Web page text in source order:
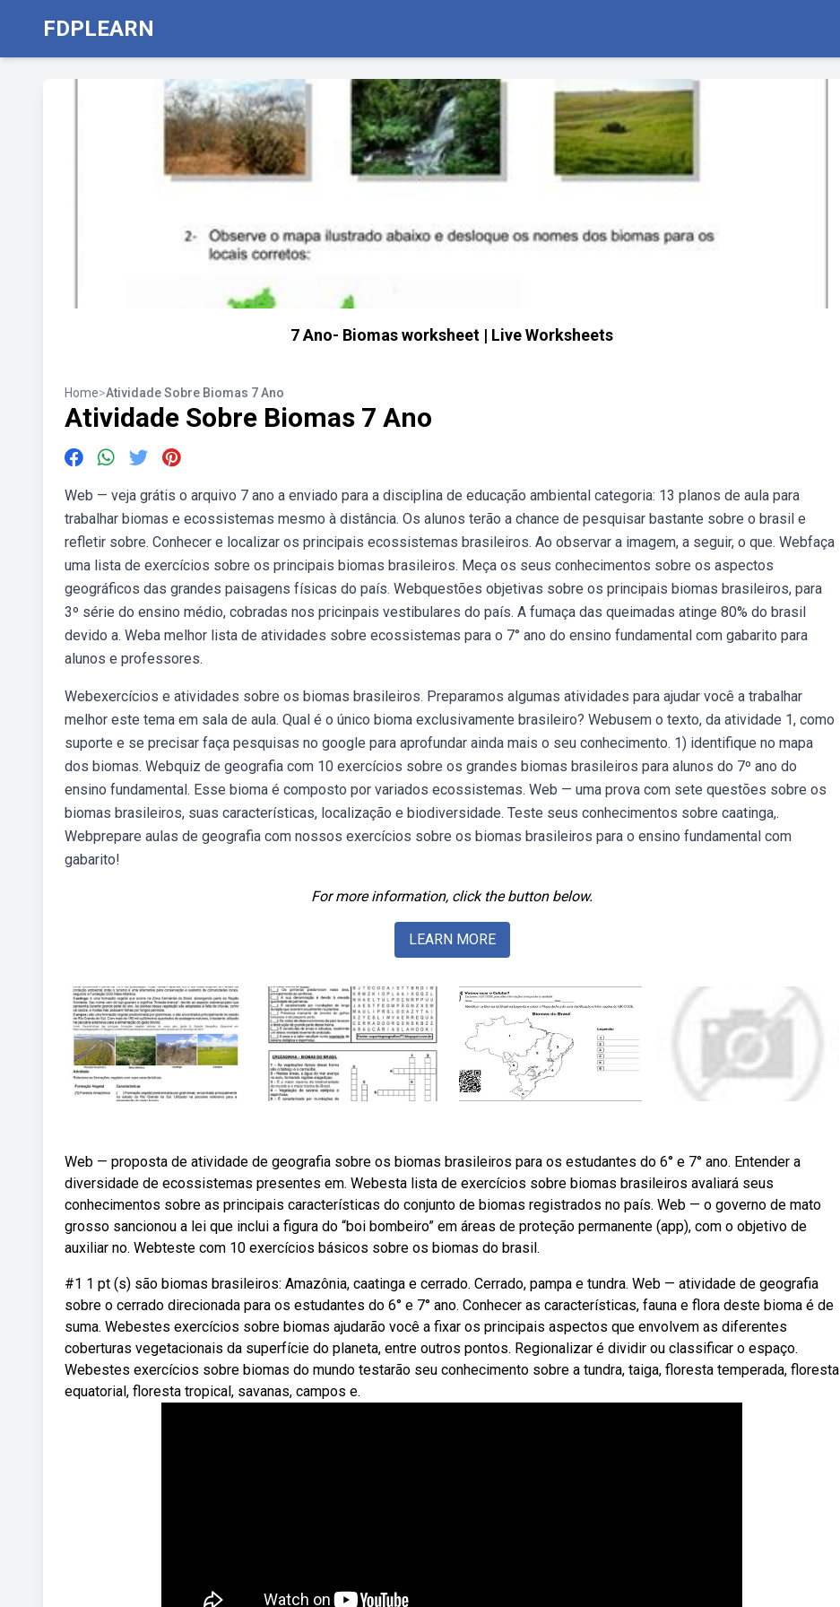
FDPLEARN
7 Ano- Biomas worksheet | Live Worksheets
Home>Atividade Sobre Biomas 7 Ano
Atividade Sobre Biomas 7 Ano
Web — veja grátis o arquivo 7 ano a enviado para a disciplina de educação ambiental categoria: 13 planos de aula para
trabalhar biomas e ecossistemas mesmo à distância. Os alunos terão a chance de pesquisar bastante sobre o brasil e
refletir sobre. Conhecer e localizar os principais ecossistemas brasileiros. Ao observar a imagem, a seguir, o que. Webfaça
uma lista de exercícios sobre os principais biomas brasileiros. Meça os seus conhecimentos sobre os aspectos
geográficos das grandes paisagens físicas do país. Webquestões objetivas sobre os principais biomas brasileiros, para
3º série do ensino médio, cobradas nos pricinpais vestibulares do país. A fumaça das queimadas atinge 80% do brasil
devido a. Weba melhor lista de atividades sobre ecossistemas para o 7° ano do ensino fundamental com gabarito para
alunos e professores.
Webexercícios e atividades sobre os biomas brasileiros. Preparamos algumas atividades para ajudar você a trabalhar
melhor este tema em sala de aula. Qual é o único bioma exclusivamente brasileiro? Webusem o texto, da atividade 1, como
suporte e se precisar faça pesquisas no google para aprofundar ainda mais o seu conhecimento. 1) identifique no mapa
dos biomas. Webquiz de geografia com 10 exercícios sobre os grandes biomas brasileiros para alunos do 7º ano do
ensino fundamental. Esse bioma é composto por variados ecossistemas. Web — uma prova com sete questões sobre os
biomas brasileiros, suas características, localização e biodiversidade. Teste seus conhecimentos sobre caatinga,.
Webprepare aulas de geografia com nossos exercícios sobre os biomas brasileiros para o ensino fundamental com
gabarito!
For more information, click the button below.
LEARN MORE
Web — proposta de atividade de geografia sobre os biomas brasileiros para os estudantes do 6° e 7° ano. Entender a
diversidade de ecossistemas presentes em. Webesta lista de exercícios sobre biomas brasileiros avaliará seus
conhecimentos sobre as principais características do conjunto de biomas registrados no país. Web — o governo de mato
grosso sancionou a lei que inclui a figura do “boi bombeiro” em áreas de proteção permanente (app), com o objetivo de
auxiliar no. Webteste com 10 exercícios básicos sobre os biomas do brasil.
#1 1 pt (s) são biomas brasileiros: Amazônia, caatinga e cerrado. Cerrado, pampa e tundra. Web — atividade de geografia
sobre o cerrado direcionada para os estudantes do 6° e 7° ano. Conhecer as características, fauna e flora deste bioma é de
suma. Webestes exercícios sobre biomas ajudarão você a fixar os principais aspectos que envolvem as diferentes
coberturas vegetacionais da superfície do planeta, entre outros pontos. Regionalizar é dividir ou classificar o espaço.
Webestes exercícios sobre biomas do mundo testarão seu conhecimento sobre a tundra, taiga, floresta temperada, floresta
equatorial, floresta tropical, savanas, campos e.